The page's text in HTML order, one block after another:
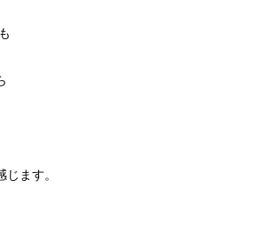
ます。